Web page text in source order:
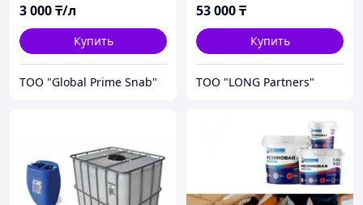
3 000₸/л
Купить
ТОО "Global Prime Snab"
53 000₸
Купить
ТОО "LONG Partners"